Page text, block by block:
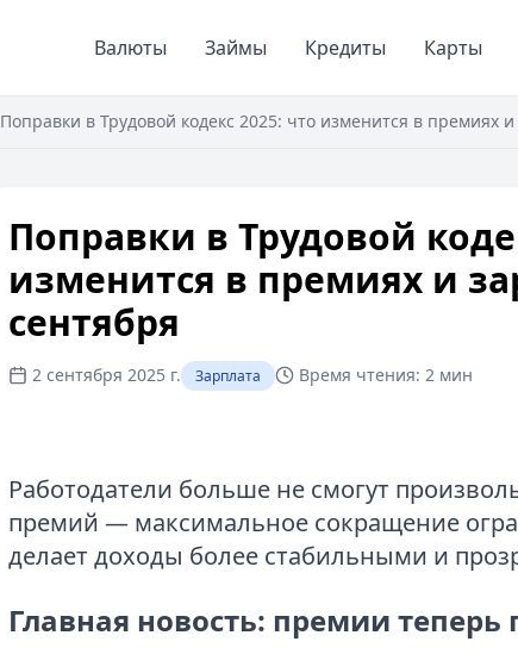
Валюты Займы Кредиты Карты
Поправки в Трудовой кодекс 2025: что изменится в премиях и
Поправки в Трудовой
изменится в премиях и
сентября
2 сентября 2025 г. Зарплата Время чтения: 2 мин
Работодатели больше не смогут
премий — максимальное сокращение
делает доходы более стабильными и
Главная новость: премии